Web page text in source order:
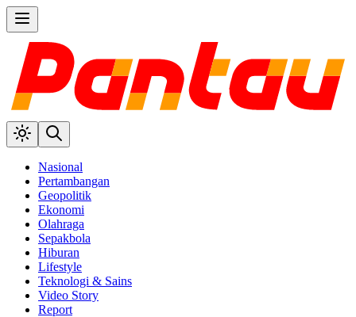
Nasional
Pertambangan
Geopolitik
Ekonomi
Olahraga
Sepakbola
Hiburan
Lifestyle
Teknologi & Sains
Video Story
Report